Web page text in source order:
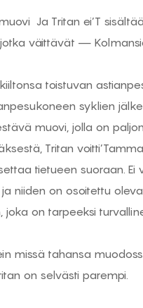
Ja Tritan ei’T
väittävät —
toistuvan
syklien
muovi, jolla on
Tritan
tietueen suoraan. Ei
niiden on osoitettu
on tarpeeksi
missä tahansa
on selvästi parempi.